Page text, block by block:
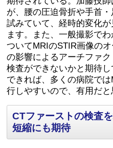
が、腰の圧迫骨折や手首
試みていて、経時的変化
ます。また、一般撮影で
ついてMRIのSTIR画像の
の影響によるアーチファ
検査ができないかと期待
できれば、多くの病院で
行しやすいので、有用だと
CTファーストの検査
短縮にも期待